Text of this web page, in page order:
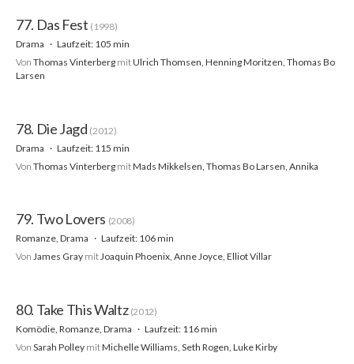
77. Das Fest (1998)
Drama
Laufzeit: 105 min
Von Thomas Vinterberg mitUlrich Thomsen, Henning Moritzen, Thomas Bo
Larsen
78. Die Jagd (2012)
Drama
Laufzeit: 115 min
Von Thomas Vinterberg mitMads Mikkelsen, Thomas Bo Larsen, Annika
79. Two Lovers (2008)
Romanze, Drama
Laufzeit: 106 min
Von James Gray mitJoaquin Phoenix, Anne Joyce, Elliot Villar
80. Take This Waltz (2012)
Komödie, Romanze, Drama
Laufzeit: 116 min
Von Sarah Polley mitMichelle Williams, Seth Rogen, Luke Kirby